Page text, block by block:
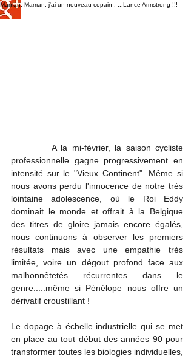
Maman, Maman, j'ai un nouveau copain : ...Lance Armstrong !!!
professionnelle gagne progressivement en
intensité sur le "Vieux Continent". Même si
nous avons perdu l'innocence de notre très
lointaine adolescence, où le Roi Eddy
dominait le monde et offrait à la Belgique
des titres de gloire jamais encore égalés,
nous continuons à observer les premiers
résultats mais avec une empathie très
limitée, voire un dégout profond face aux
malhonnêtetés récurrentes dans le
genre.....même si Pénélope nous offre un
dérivatif croustillant !
Le dopage à échelle industrielle qui se met
en place au tout début des années 90 pour
transformer toutes les biologies individuelles,